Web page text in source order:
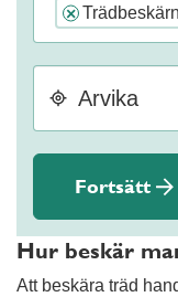
×
Fortsätt
Hur beskär
Att beskära träd